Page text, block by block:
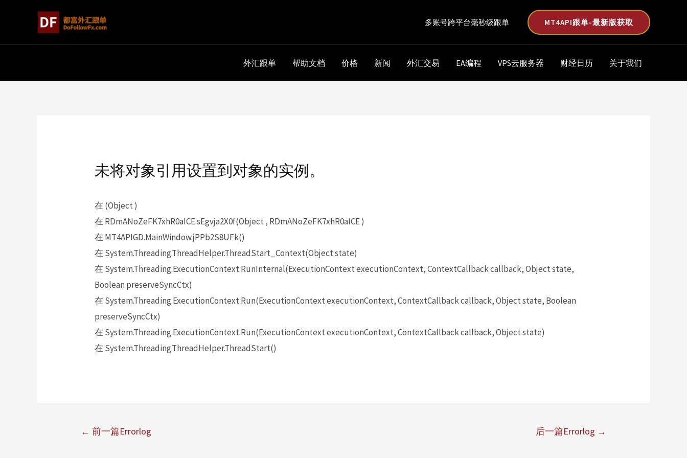
多账号跨平台毫秒级跟单 MT4API跟单-最新版获取
外汇跟单 帮助文档 价格 新闻 外汇交易 EA编程 VPS云服务器 财经日历 关于我们
未将对象引用设置到对象的实例。
在 (Object )
在 RDmANoZeFK7xhR0aICE.sEgvja2X0f(Object , RDmANoZeFK7xhR0aICE )
在 MT4APIGD.MainWindow.jPPb2S8UFk()
在 System.Threading.ThreadHelper.ThreadStart_Context(Object state)
在 System.Threading.ExecutionContext.RunInternal(ExecutionContext executionContext, ContextCallback callback, Object state,
Boolean preserveSyncCtx)
在 System.Threading.ExecutionContext.Run(ExecutionContext executionContext, ContextCallback callback, Object state, Boolean
preserveSyncCtx)
在 System.Threading.ExecutionContext.Run(ExecutionContext executionContext, ContextCallback callback, Object state)
在 System.Threading.ThreadHelper.ThreadStart()
← 前一篇Errorlog 后一篇Errorlog →